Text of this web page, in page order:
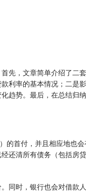
先，文章简单介绍了二
利率的基本情况；二是
趋势。最后，在总结归
的首付，并且相应地也
还清所有债务（包括房贷
同时，银行也会对借款